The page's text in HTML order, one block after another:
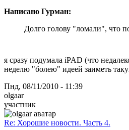
Написано Гурман:
Долго голову "ломали", что
я сразу подумала iPAD (что
неделю "болею" идеей заиметь
Пнд, 08/11/2010 - 11:39
olgaar
участник
Re: Хорошие новости. Часть 4.